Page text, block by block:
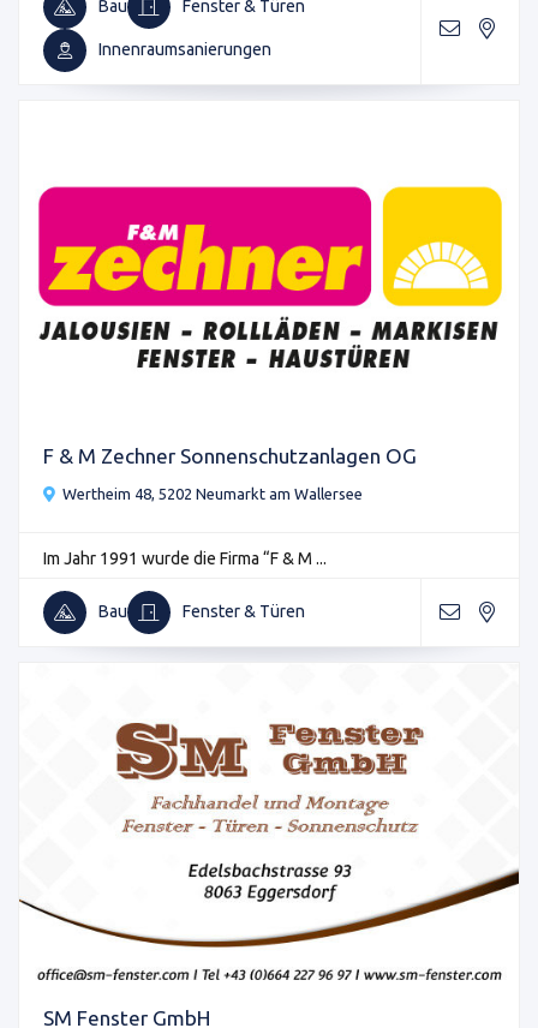
Bau Fenster & Türen
Innenraumsanierungen
F & M Zechner Sonnenschutzanlagen OG
Wertheim 48, 5202 Neumarkt am Wallersee
Im Jahr 1991 wurde die Firma “F & M ...
Bau Fenster & Türen
SM Fenster GmbH